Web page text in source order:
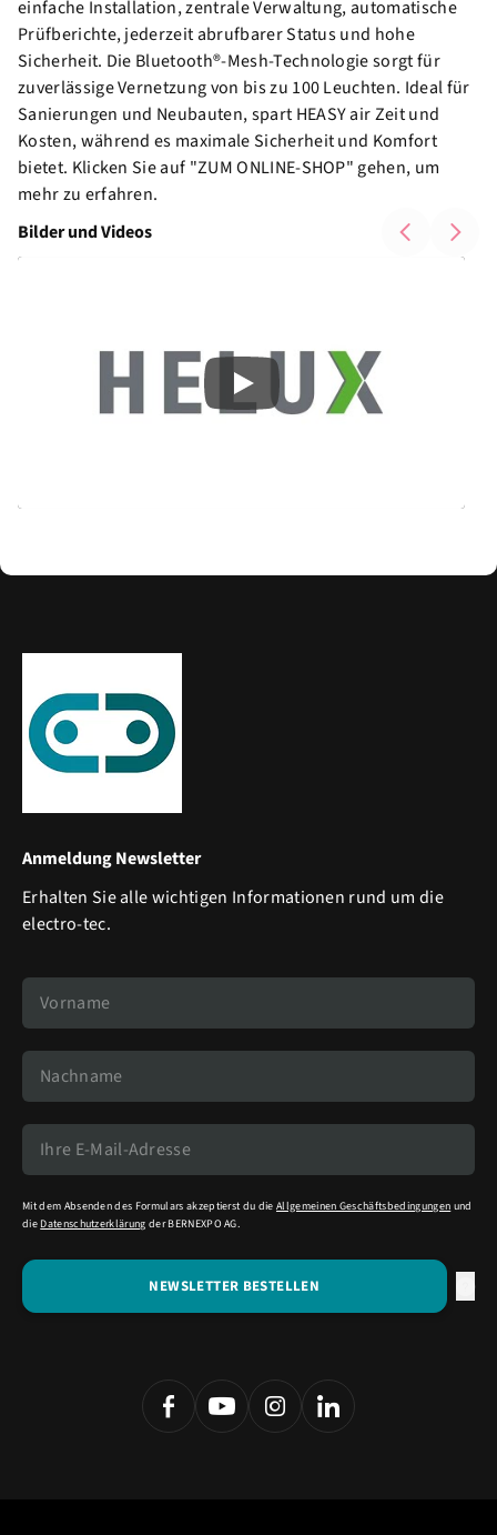
einfache Installation, zentrale Verwaltung, automatische
Prüfberichte, jederzeit abrufbarer Status und hohe
Sicherheit. Die Bluetooth®-Mesh-Technologie sorgt für
zuverlässige Vernetzung von bis zu 100 Leuchten. Ideal für
Sanierungen und Neubauten, spart HEASY air Zeit und
Kosten, während es maximale Sicherheit und Komfort
bietet. Klicken Sie auf "ZUM ONLINE-SHOP" gehen, um
mehr zu erfahren.
Play
Bilder und Videos
Anmeldung Newsletter
Erhalten Sie alle wichtigen Informationen rund um die
electro-tec.
Mit dem Absenden des Formulars akzeptierst du dieAllgemeinen Geschäftsbedingungen und
die Datenschutzerklärung der BERNEXPO AG.